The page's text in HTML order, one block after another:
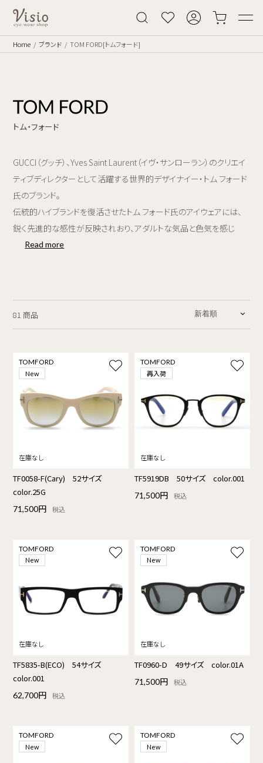
Home ブランド TOM FORD[トムフォード]
トム・フォード
GUCCI（グッチ）、Yves Saint Laurent（イヴ・サンローラン）のクリエイ
ティブディレクターとして活躍する世界的デザイナイー・トム フォード
氏のブランド。
伝統的ハイブランドを復活させたトム フォード氏のアイウェアには、
鋭く先進的な感性が反映されおり、アダルトな気品と色気を感じ
Read more
81 商品
TOMFORD
New
TF0058-F(Cary) 52サイズ
color.25G
71,500円 税込
TOMFORD
再入荷
TF5919DB 50サイズ color.001
71,500円 税込
TOMFORD
New
TF5835-B(ECO) 54サイズ
color.001
62,700円 税込
TOMFORD
New
TF0960-D 49サイズ color.01A
71,500円 税込
TOMFORD
New
TOMFORD
New